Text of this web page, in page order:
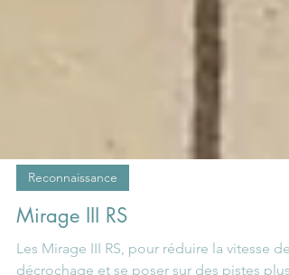
Reconnaissance
Mirage III RS